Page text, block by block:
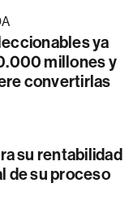
ya
millones y
convertirlas
su rentabilidad
de su proceso